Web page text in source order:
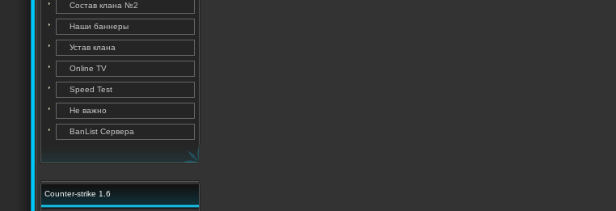
Состав клана №2
Наши баннеры
Устав клана
Online TV
Speed Test
Не важно
BanList Сервера
Counter-strike 1.6